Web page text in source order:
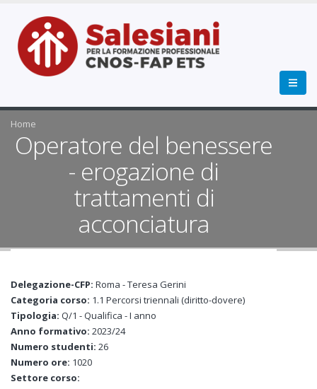
Home
Operatore del benessere
- erogazione di
trattamenti di
acconciatura
Delegazione-CFP: Roma - Teresa Gerini
Categoria corso: 1.1 Percorsi triennali (diritto-dovere)
Tipologia: Q/1 - Qualifica - I anno
Anno formativo: 2023/24
Numero studenti: 26
Numero ore: 1020
Settore corso: